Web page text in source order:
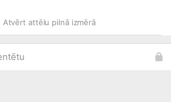
Atvērt attēlu pilnā izmērā